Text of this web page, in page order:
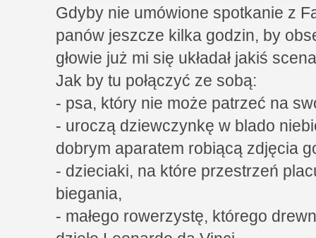
Gdyby nie umówione spotkanie z
panów jeszcze kilka godzin, by
głowie już mi się układał jakiś
Jak by tu połączyć ze sobą:
- psa, który nie może patrzeć na
- uroczą dziewczynkę w blado
dobrym aparatem robiącą zdjęcia
- dzieciaki, na które przestrzeń
biegania,
- małego rowerzystę, którego